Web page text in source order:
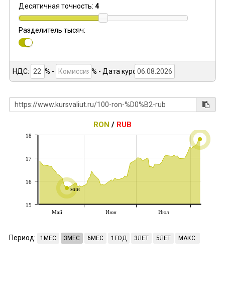
Десятичная точность: 4
Разделитель тысяч:
НДС: % - % - Дата курса:
RON / RUB
мин
Май Июн Июл
15
16
17
18
Период: 1МЕС 3МЕС 6МЕС 1ГОД 3ЛЕТ 5ЛЕТ МАКС.